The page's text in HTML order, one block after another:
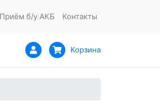
Приём б/у АКБ Контакты
Корзина